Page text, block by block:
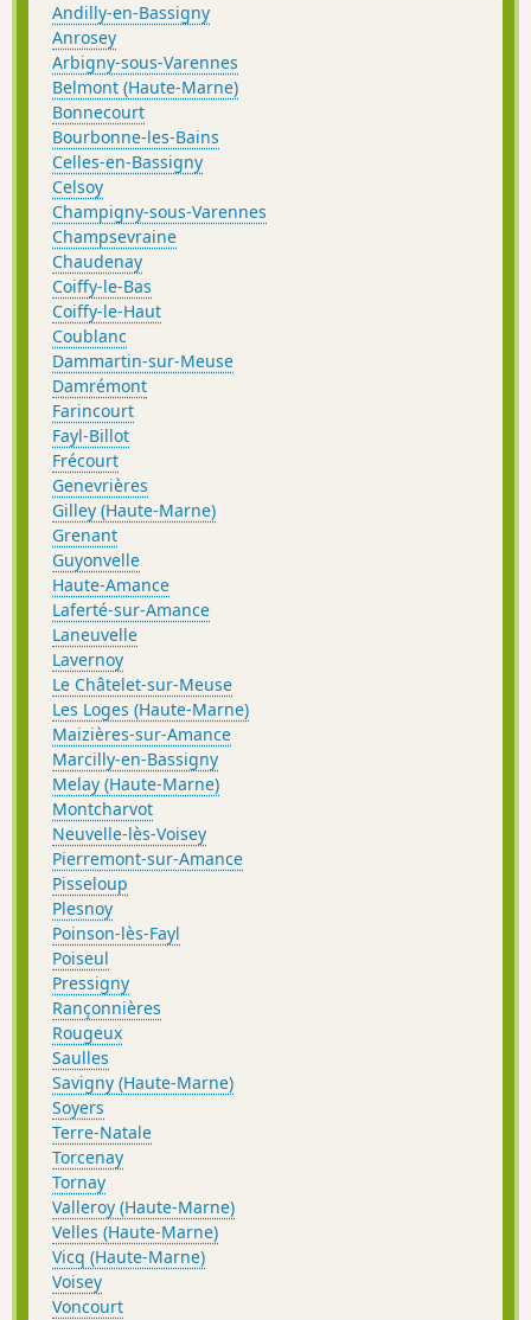
Andilly-en-Bassigny
Anrosey
Arbigny-sous-Varennes
Belmont (Haute-Marne)
Bonnecourt
Bourbonne-les-Bains
Celles-en-Bassigny
Celsoy
Champigny-sous-Varennes
Champsevraine
Chaudenay
Coiffy-le-Bas
Coiffy-le-Haut
Coublanc
Dammartin-sur-Meuse
Damrémont
Farincourt
Fayl-Billot
Frécourt
Genevrières
Gilley (Haute-Marne)
Grenant
Guyonvelle
Haute-Amance
Laferté-sur-Amance
Laneuvelle
Lavernoy
Le Châtelet-sur-Meuse
Les Loges (Haute-Marne)
Maizières-sur-Amance
Marcilly-en-Bassigny
Melay (Haute-Marne)
Montcharvot
Neuvelle-lès-Voisey
Pierremont-sur-Amance
Pisseloup
Plesnoy
Poinson-lès-Fayl
Poiseul
Pressigny
Rançonnières
Rougeux
Saulles
Savigny (Haute-Marne)
Soyers
Terre-Natale
Torcenay
Tornay
Valleroy (Haute-Marne)
Velles (Haute-Marne)
Vicq (Haute-Marne)
Voisey
Voncourt